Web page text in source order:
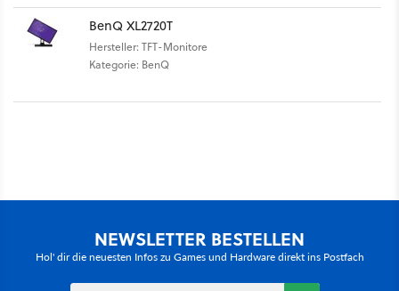
BenQ XL2720T
Hersteller: TFT-Monitore
Kategorie: BenQ
NEWSLETTER BESTELLEN
Hol' dir die neuesten Infos zu Games und Hardware direkt ins Postfach